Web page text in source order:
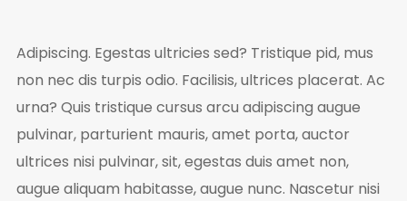
Adipiscing. Egestas ultricies sed? Tristique pid, mus
non nec dis turpis odio. Facilisis, ultrices placerat. Ac
urna? Quis tristique cursus arcu adipiscing augue
pulvinar, parturient mauris, amet porta, auctor
ultrices nisi pulvinar, sit, egestas duis amet non,
augue aliquam habitasse, augue nunc. Nascetur nisi